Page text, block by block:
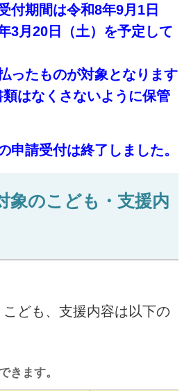
付期間は令和8年9月1日
3月20日（土）を予定して
ったものが対象となります
はなくさないように保管
申請受付は終了しました。
象のこども・支援内
ども、支援内容は以下の
きます。